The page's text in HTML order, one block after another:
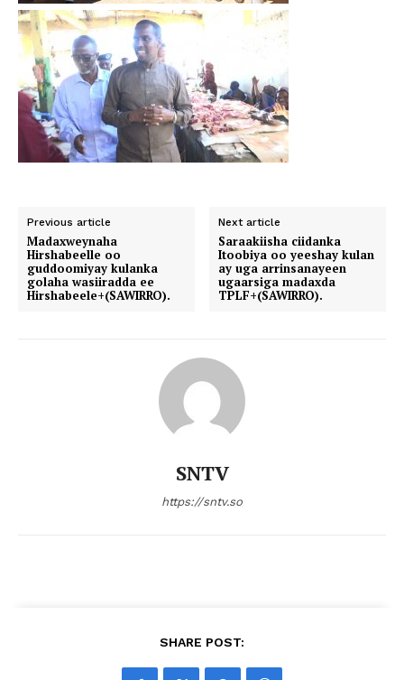
Previous article
Madaxweynaha
Hirshabeelle oo
guddoomiyay kulanka
golaha wasiiradda ee
Hirshabeele+(SAWIRRO).
Next article
Saraakiisha ciidanka
Itoobiya oo yeeshay kulan
ay uga arrinsanayeen
ugaarsiga madaxda
TPLF+(SAWIRRO).
SNTV
https://sntv.so
SHARE POST: